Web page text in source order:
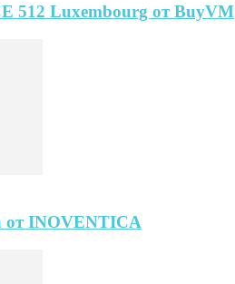
512 Luxembourg от BuyVM
от INOVENTICA